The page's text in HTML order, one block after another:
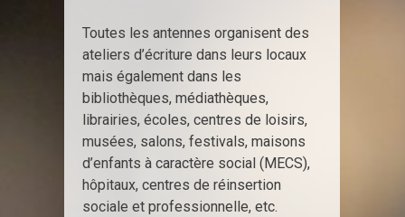
Toutes les antennes organisent des
ateliers d’écriture dans leurs locaux
mais également dans les
bibliothèques, médiathèques,
librairies, écoles, centres de loisirs,
musées, salons, festivals, maisons
d’enfants à caractère social (MECS),
hôpitaux, centres de réinsertion
sociale et professionnelle, etc.